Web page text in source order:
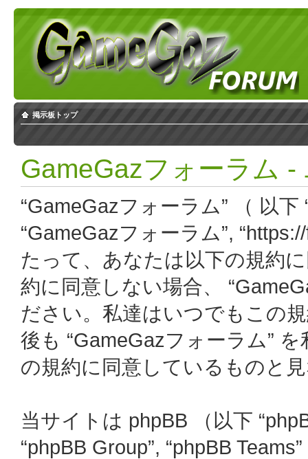
掲示板トップ
GameGazフォーラム -
“GameGazフォーラム” （ 以下
“GameGazフォーラム”,
たって、あなたは以下の規約
約に同意しない場合、
ださい。私達はいつでもこの
後も “GameGazフォーラム”
の規約に同意しているものと
当サイトは phpBB （以下
“phpBB Group”, “phpBB